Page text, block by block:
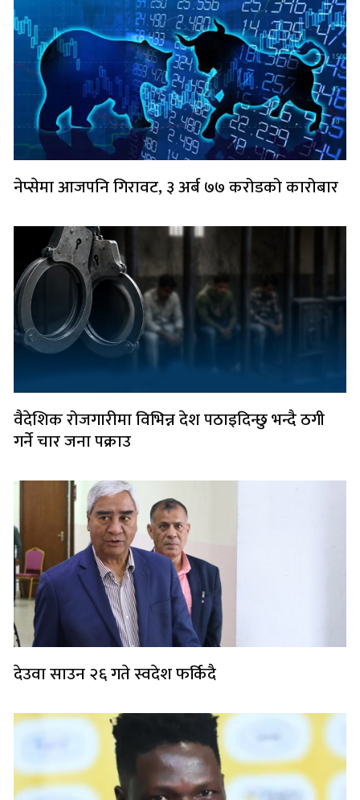
नेप्सेमा आजपनि गिरावट, ३ अर्ब ७७ करोडको कारोबार
वैदेशिक रोजगारीमा विभिन्न देश पठाइदिन्छु भन्दै ठगी
गर्ने चार जना पक्राउ
देउवा साउन २६ गते स्वदेश फर्किदै